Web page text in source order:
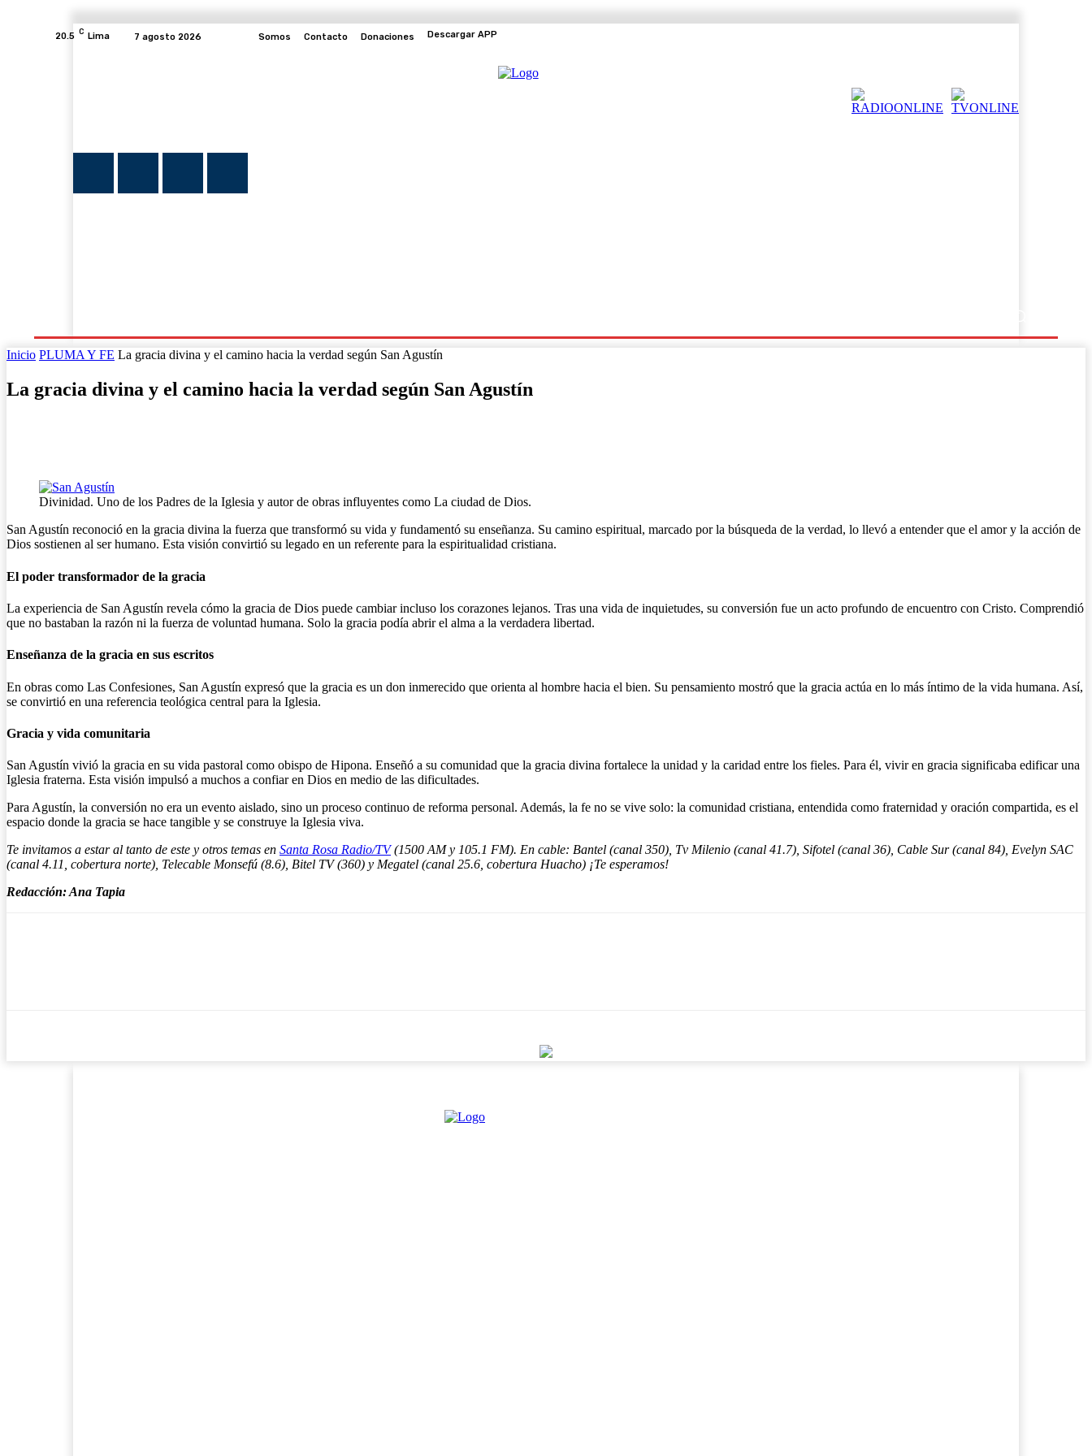
20.5 C Lima 7 agosto 2026 Somos Contacto Donaciones Descargar APP
Inicio PLUMA Y FE La gracia divina y el camino hacia la verdad según San Agustín
La gracia divina y el camino hacia la verdad según San Agustín
Divinidad. Uno de los Padres de la Iglesia y autor de obras influyentes como La ciudad de Dios.
San Agustín reconoció en la gracia divina la fuerza que transformó su vida y fundamentó su enseñanza. Su camino espiritual, marcado por la búsqueda de la verdad, lo llevó a entender que el amor y la acción de
Dios sostienen al ser humano. Esta visión convirtió su legado en un referente para la espiritualidad cristiana.
El poder transformador de la gracia
La experiencia de San Agustín revela cómo la gracia de Dios puede cambiar incluso los corazones lejanos. Tras una vida de inquietudes, su conversión fue un acto profundo de encuentro con Cristo. Comprendió
que no bastaban la razón ni la fuerza de voluntad humana. Solo la gracia podía abrir el alma a la verdadera libertad.
Enseñanza de la gracia en sus escritos
En obras como Las Confesiones, San Agustín expresó que la gracia es un don inmerecido que orienta al hombre hacia el bien. Su pensamiento mostró que la gracia actúa en lo más íntimo de la vida humana. Así,
se convirtió en una referencia teológica central para la Iglesia.
Gracia y vida comunitaria
San Agustín vivió la gracia en su vida pastoral como obispo de Hipona. Enseñó a su comunidad que la gracia divina fortalece la unidad y la caridad entre los fieles. Para él, vivir en gracia significaba edificar una
Iglesia fraterna. Esta visión impulsó a muchos a confiar en Dios en medio de las dificultades.
Para Agustín, la conversión no era un evento aislado, sino un proceso continuo de reforma personal. Además, la fe no se vive solo: la comunidad cristiana, entendida como fraternidad y oración compartida, es el
espacio donde la gracia se hace tangible y se construye la Iglesia viva.
Te invitamos a estar al tanto de este y otros temas en Santa Rosa Radio/TV(1500 AM y 105.1 FM). En cable: Bantel (canal 350), Tv Milenio (canal 41.7), Sifotel (canal 36), Cable Sur (canal 84), Evelyn SAC
(canal 4.11, cobertura norte), Telecable Monsefú (8.6), Bitel TV (360) y Megatel (canal 25.6, cobertura Huacho) ¡Te esperamos!
Redacción: Ana Tapia